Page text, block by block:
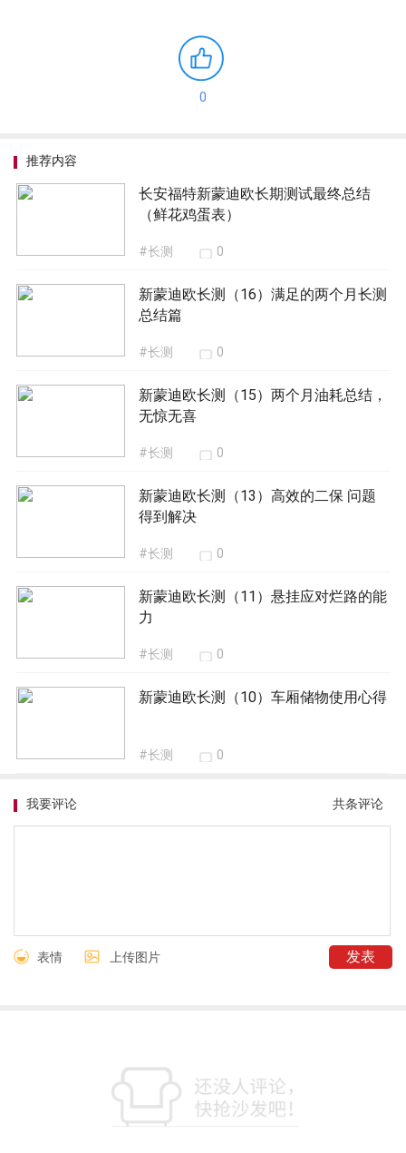
0
推荐内容
长安福特新蒙迪欧长期测试最终总结
（鲜花鸡蛋表）
#长测 0
新蒙迪欧长测（16）满足的两个月长测
总结篇
#长测 0
新蒙迪欧长测（15）两个月油耗总结，
无惊无喜
#长测 0
新蒙迪欧长测（13）高效的二保 问题
得到解决
#长测 0
新蒙迪欧长测（11）悬挂应对烂路的能
力
#长测 0
新蒙迪欧长测（10）车厢储物使用心得
#长测 0
共条评论
我要评论
表情 上传图片